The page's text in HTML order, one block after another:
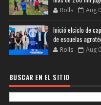
Rolls Aug
Inició elciclo de
de escuelas
Rolls Aug
BUSCAR EN EL SITIO